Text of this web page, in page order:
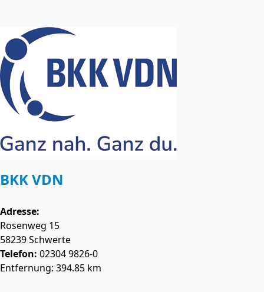
BKK VDN
Adresse:
Rosenweg 15
58239Schwerte
Telefon: 02304 9826-0
Entfernung: 394.85 km